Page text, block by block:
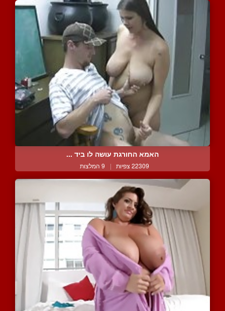
האמא החורגת עושה לו ביד ...
22309 צפיות | 9 המלצות